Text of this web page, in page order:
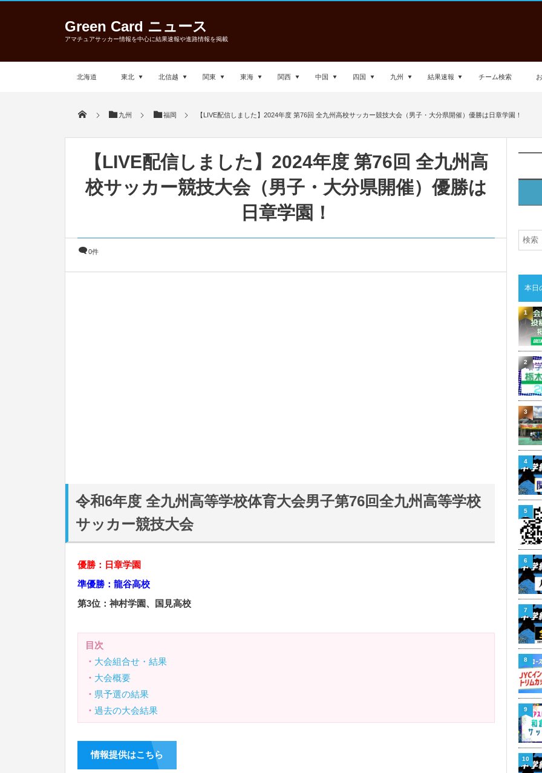
Green Card ニュース
アマチュアサッカー情報を中心に結果速報や進路情報を掲載
北海道 東北 北信越 関東 東海 関西 中国 四国 九州 結果速報 チーム検索
九州 福岡 【LIVE配信しました】2024年度 第76回 全九州高校サッカー競技大会（男子・大分県開催）優勝は日章学園！
【LIVE配信しました】2024年度 第76回 全九州高
校サッカー競技大会（男子・大分県開催）優勝は
日章学園！
0件
令和6年度 全九州高等学校体育大会男子第76回全九州高等学校
サッカー競技大会
優勝：日章学園
準優勝：龍谷高校
第3位：神村学園、国見高校
目次
・ 大会組合せ・結果
・ 大会概要
・ 県予選の結果
・ 過去の大会結果
情報提供はこちら
本日
1
2
3
4
5
6
7
8
9
10